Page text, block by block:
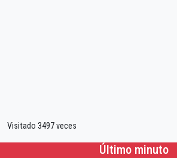
Visitado 3497 veces
Último minuto